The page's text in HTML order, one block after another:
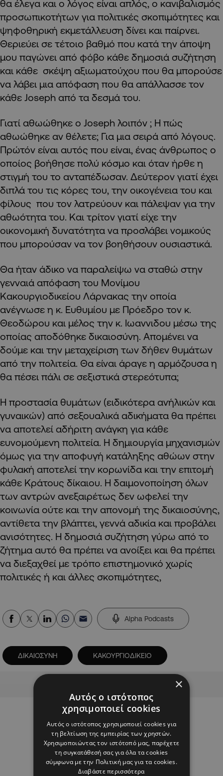
θα έλεγα και ο λόγος είναι απλός, ο κανιβαλισμός
προσωπικοτήτων για πολιτικές σκοπιμότητες και
ψηφοθηρική εκμετάλλευση δίνει και παίρνει.
Θεριεύει σε τέτοιο βαθμό που κατά την άποψη
μου παγώνει από φόβο κάθε δημοσιά συζήτηση
και κάθε σκέψη αξιωματούχου που θα μπορούσε
να λάβει μια απόφαση που θα απάλλασσε τον
κάθε Joseph από τα δεσμά του.
Γιατί αθωώθηκε ο Joseph λοιπόν ; Η πώς
αθωώθηκε αν θέλετε; Για μια σειρά από λόγους.
Πρώτόν είναι αυτός που είναι, ένας άνθρωπος ο
οποίος βοήθησε πολύ κόσμο και όταν ήρθε η
στιγμή του το ανταπέδωσαν. Δεύτερον γιατί έχει
διπλά του τις κόρες του, την οικογένεια του και
φίλους που τον λατρεύουν και πάλεψαν για την
αθωότητα του. Και τρίτον γιατί είχε την
οικονομική δυνατότητα να προσλάβει νομικούς
που μπορούσαν να τον βοηθήσουν ουσιαστικά.
Θα ήταν άδικο να παραλείψω να σταθώ στην
γενναιά απόφαση του Μονίμου
Κακουργιοδικείου Λάρνακας την οποία
ανέγνωσε η κ. Ευθυμίου με Πρόεδρο τον κ.
Θεοδώρου και μέλος την κ. Ιωαννιδου μέσω της
οποίας αποδόθηκε δικαιοσύνη. Απομένει να
δούμε και την μεταχείριση των δήθεν θυμάτων
από την πολιτεία. Θα είναι άραγε η αρμόζουσα η
θα πέσει πάλι σε σεξιστικά στερεότυπα;
Η προστασία θυμάτων (ειδικότερα ανήλικών και
γυναικών) από σεξουαλικά αδικήματα θα πρέπει
να αποτελεί αδήριτη ανάγκη για κάθε
ευνομούμενη πολιτεία. Η δημιουργία μηχανισμών
όμως για την αποφυγή κατάληξης αθώων στην
φυλακή αποτελεί την κορωνίδα και την επιτομή
κάθε Κράτους δίκαιου. Η δαιμονοποίηση όλων
των αντρών ανεξαιρέτως δεν ωφελεί την
κοινωνία ούτε και την απονομή της δικαιοσύνης,
αντίθετα την βλάπτει, γεννά αδικία και προβάλει
ανισότητες. Η δημοσιά συζήτηση γύρω από το
ζήτημα αυτό θα πρέπει να ανοίξει και θα πρέπει
να διεξαχθεί με τρόπο επιστημονικό χωρίς
πολιτικές ή και άλλες σκοπιμότητες,
Alpha Podcasts
ΔΙΚΑΙΟΣΥΝΗ ΚΑΚΟΥΡΓΙΟΔΙΚΕΙΟ
×
Αυτός ο ιστότοπος
χρησιμοποιεί cookies
Αυτός ο ιστότοπος χρησιμοποιεί cookies για
τη βελτίωση της εμπειρίας των χρηστών.
Χρησιμοποιώντας τον ιστότοπό μας, παρέχετε
τη συγκατάθεσή σας για όλα τα cookies
σύμφωνα με την Πολιτική μας για τα cookies.
Διαβάστε περισσότερα